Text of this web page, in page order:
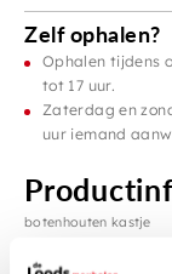
Zelf ophalen?
Ophalen tijdens
tot 17 uur.
Zaterdag en
uur iemand
botenhouten kastje